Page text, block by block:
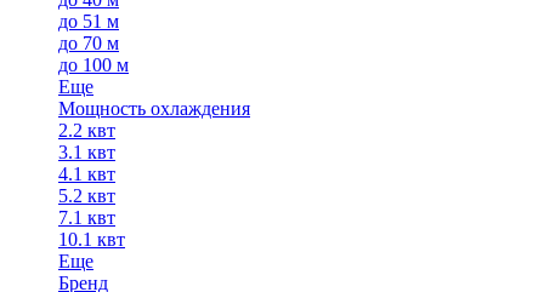
до 51 м
до 70 м
до 100 м
Еще
Мощность охлаждения
2.2 квт
3.1 квт
4.1 квт
5.2 квт
7.1 квт
10.1 квт
Еще
Бренд